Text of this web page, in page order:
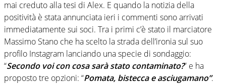
mai creduto alla tesi di Alex. E quando la notizia della
positività è stata annunciata ieri i commenti sono arrivati
immediatamente sui soci. Tra i primi c’è stato il marciatore
Massimo Stano che ha scelto la strada dell’ironia sul suo
profilo Instagram lanciando una specie di sondaggio:
“Secondo voi con cosa sarà stato contaminato?” e ha
proposto tre opzioni: “Pomata, bistecca e asciugamano”.